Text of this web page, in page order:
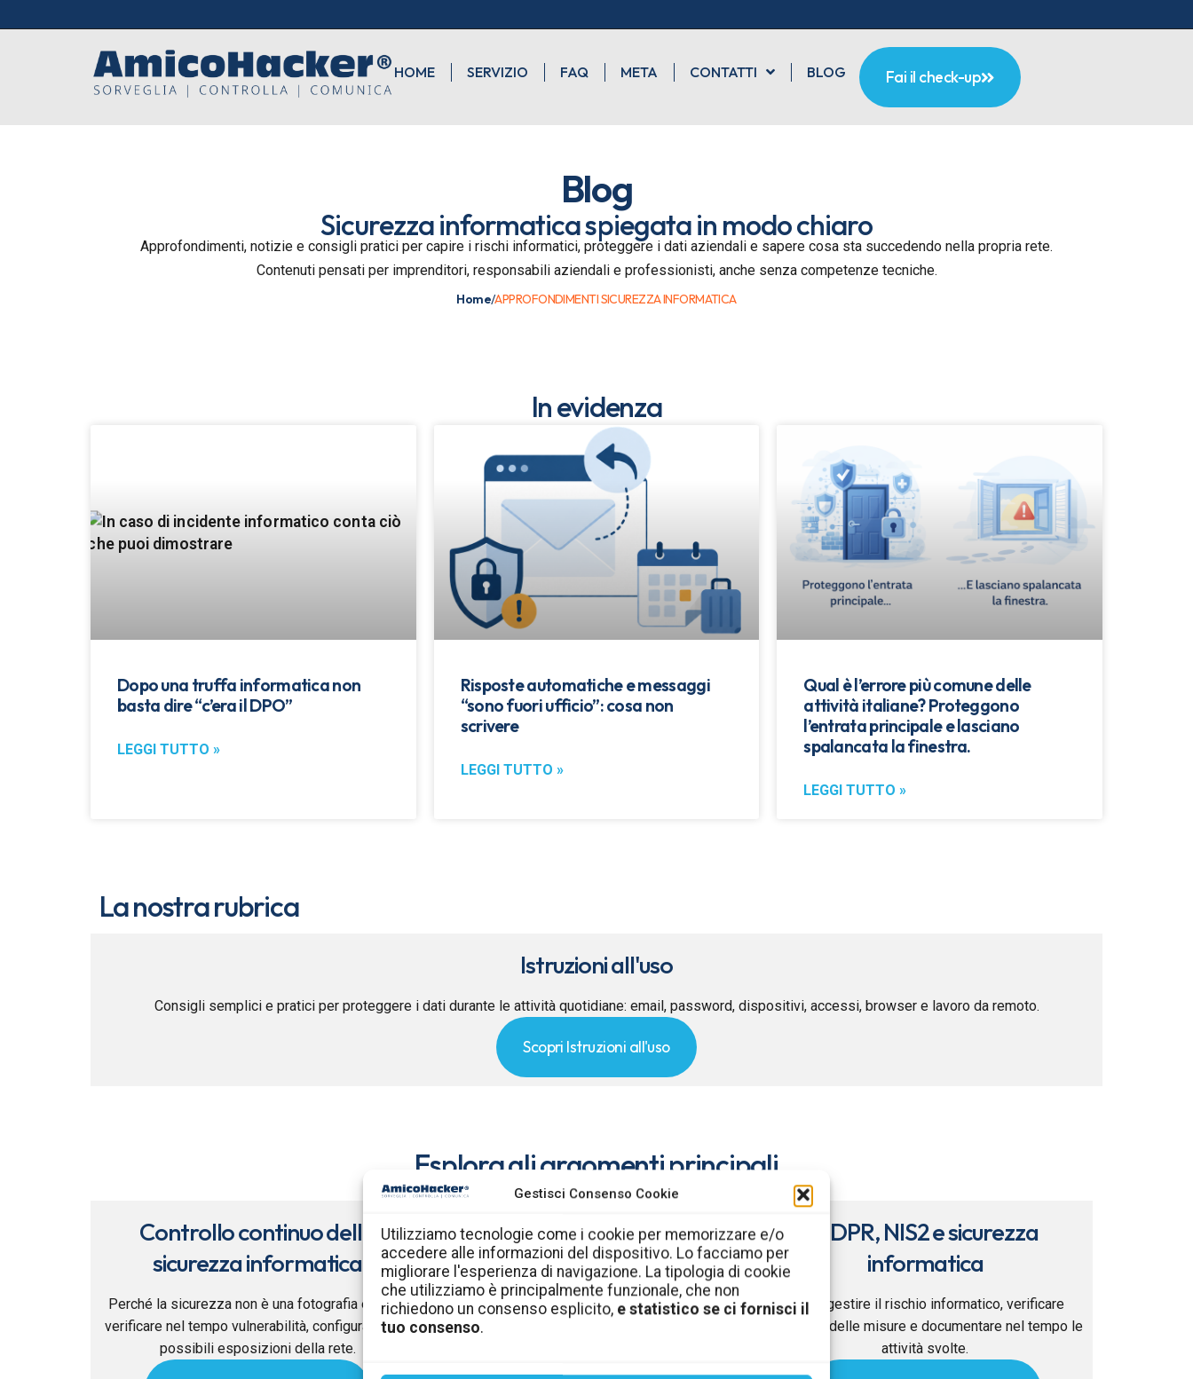
Gestisci Consenso Cookie
Utilizziamo tecnologie come i cookie per memorizzare e/o
accedere alle informazioni del dispositivo. Lo facciamo per
migliorare l'esperienza di navigazione. La tipologia di cookie
che utilizziamo è principalmente funzionale, che non
richiedono un consenso esplicito, e statistico se ci fornisci il
tuo consenso.
HOME SERVIZIO FAQ META CONTATTI BLOG Fai il check-up
Blog
Sicurezza informatica spiegata in modo chiaro
Approfondimenti, notizie e consigli pratici per capire i rischi informatici, proteggere i dati aziendali e sapere cosa sta succedendo nella propria rete.
Contenuti pensati per imprenditori, responsabili aziendali e professionisti, anche senza competenze tecniche.
Home/APPROFONDIMENTI SICUREZZA INFORMATICA
In evidenza
Dopo una truffa informatica non
basta dire “c’era il DPO”
LEGGI TUTTO »
Risposte automatiche e messaggi
“sono fuori ufficio”: cosa non
scrivere
LEGGI TUTTO »
Qual è l’errore più comune delle
attività italiane? Proteggono
l’entrata principale e lasciano
spalancata la finestra.
LEGGI TUTTO »
La nostra rubrica
Istruzioni all'uso
Consigli semplici e pratici per proteggere i dati durante le attività quotidiane: email, password, dispositivi, accessi, browser e lavoro da remoto.
Scopri Istruzioni all'uso
Esplora gli argomenti principali
Controllo continuo della
sicurezza informatica
Perché la sicurezza non è una fotografia e come
verificare nel tempo vulnerabilità, configurazioni e
possibili esposizioni della rete.
Cultura della sicurezza
informatica in azienda
Comportamenti, regole e consigli pratici per aiutare
dipendenti, collaboratori e imprenditori a ridurre i
GDPR, NIS2 e sicurezza
informatica
Come gestire il rischio informatico, verificare
l’efficacia delle misure e documentare nel tempo le
attività svolte.